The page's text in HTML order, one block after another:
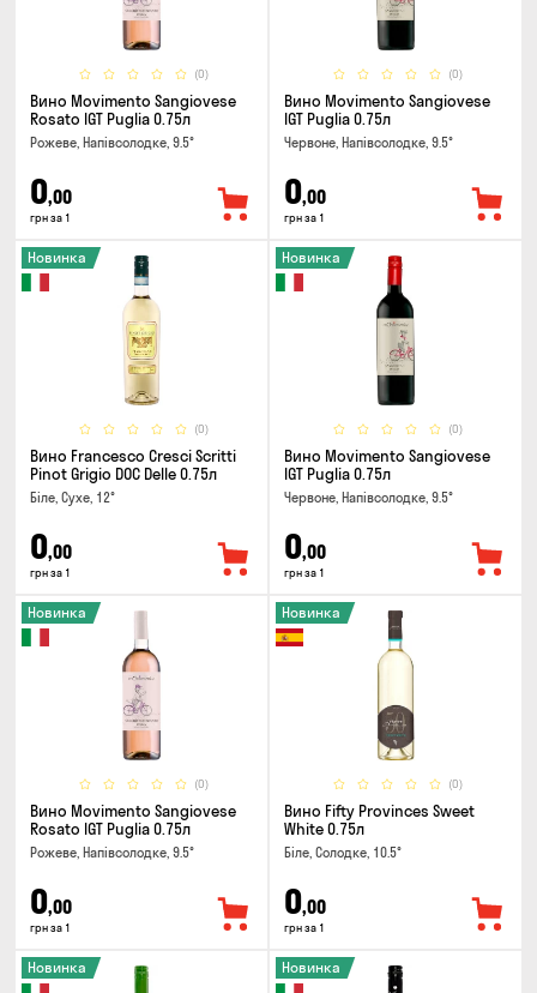
(0)
Вино Movimento Sangiovese
Rosato IGT Puglia 0.75л
Рожеве, Напівсолодке, 9.5°
0,00
грн за 1
(0)
Вино Movimento Sangiovese
IGT Puglia 0.75л
Червоне, Напівсолодке, 9.5°
0,00
грн за 1
(0)
Новинка
Вино Francesco Cresci Scritti
Pinot Grigio DOC Delle 0.75л
Біле, Сухе, 12°
0,00
грн за 1
(0)
Новинка
Вино Movimento Sangiovese
IGT Puglia 0.75л
Червоне, Напівсолодке, 9.5°
0,00
грн за 1
(0)
Новинка
Вино Movimento Sangiovese
Rosato IGT Puglia 0.75л
Рожеве, Напівсолодке, 9.5°
0,00
грн за 1
(0)
Новинка
Вино Fifty Provinces Sweet
White 0.75л
Біле, Солодке, 10.5°
0,00
грн за 1
Новинка Новинка